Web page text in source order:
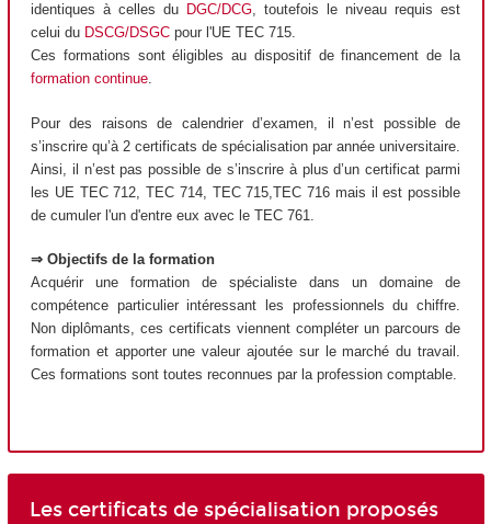
identiques à celles du DGC/DCG, toutefois le niveau requis est
celui du DSCG/DSGC pour l'UE TEC 715.
Ces formations sont éligibles au dispositif de financement de la
formation continue.
Pour des raisons de calendrier d’examen, il n’est possible de
s’inscrire qu’à 2 certificats de spécialisation par année universitaire.
Ainsi, il n’est pas possible de s’inscrire à plus d’un certificat parmi
les UE TEC 712, TEC 714, TEC 715,TEC 716 mais il est possible
de cumuler l'un d'entre eux avec le TEC 761.
⇒ Objectifs de la formation
Acquérir une formation de spécialiste dans un domaine de
compétence particulier intéressant les professionnels du chiffre.
Non diplômants, ces certificats viennent compléter un parcours de
formation et apporter une valeur ajoutée sur le marché du travail.
Ces formations sont toutes reconnues par la profession comptable.
Les certificats de spécialisation proposés